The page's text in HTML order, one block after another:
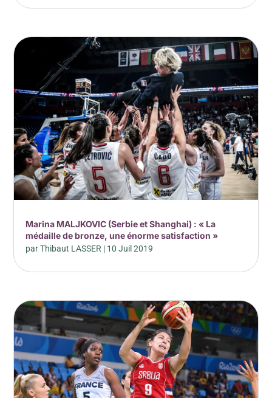
Marina MALJKOVIC (Serbie et Shanghai) : « La
médaille de bronze, une énorme satisfaction »
parThibaut LASSER | 10 Juil 2019